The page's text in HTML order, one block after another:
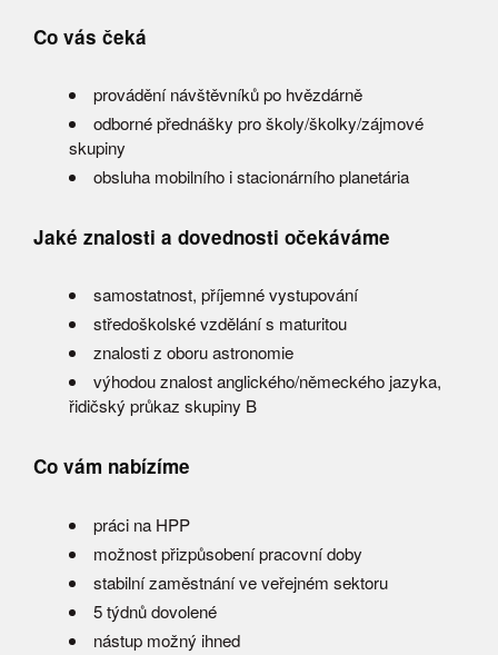
Co vás čeká
provádění návštěvníků po hvězdárně
odborné přednášky pro školy/školky/zájmové
skupiny
obsluha mobilního i stacionárního planetária
Jaké znalosti a dovednosti očekáváme
samostatnost, příjemné vystupování
středoškolské vzdělání s maturitou
znalosti z oboru astronomie
výhodou znalost anglického/německého jazyka,
řidičský průkaz skupiny B
Co vám nabízíme
práci na HPP
možnost přizpůsobení pracovní doby
stabilní zaměstnání ve veřejném sektoru
5 týdnů dovolené
nástup možný ihned